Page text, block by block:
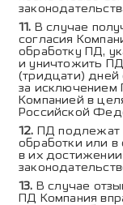
В случае
согласия
обработку ПД,
и уничтожить
(тридцати) дней
за
Компанией в
Российской
ПД подлежат
обработки или в
в их достижении
В случае
ПД Компания